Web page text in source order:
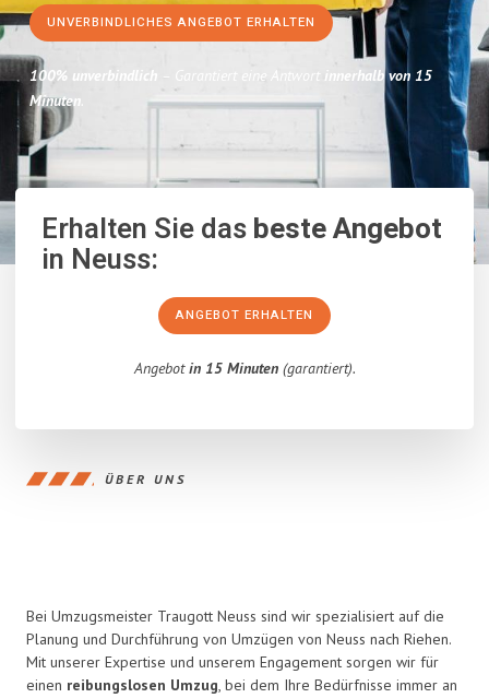
UNVERBINDLICHES ANGEBOT ERHALTEN
100% unverbindlich – Garantiert eine Antwort innerhalb von 15
Minuten.
Erhalten Sie dasbeste Angebot
in Neuss:
ANGEBOT ERHALTEN
Angebotin 15 Minuten(garantiert).
ÜBER UNS
Bei Umzugsmeister Traugott Neuss sind wir spezialisiert auf die
Planung und Durchführung von Umzügen von Neuss nach Riehen.
Mit unserer Expertise und unserem Engagement sorgen wir für
einen reibungslosen Umzug, bei dem Ihre Bedürfnisse immer an